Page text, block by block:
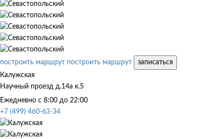
построить маршрут построить маршрут
записаться
Калужская
Научный проезд д.14а к.5
Ежедневно с 8:00 до 22:00
+7 (499) 460-63-34